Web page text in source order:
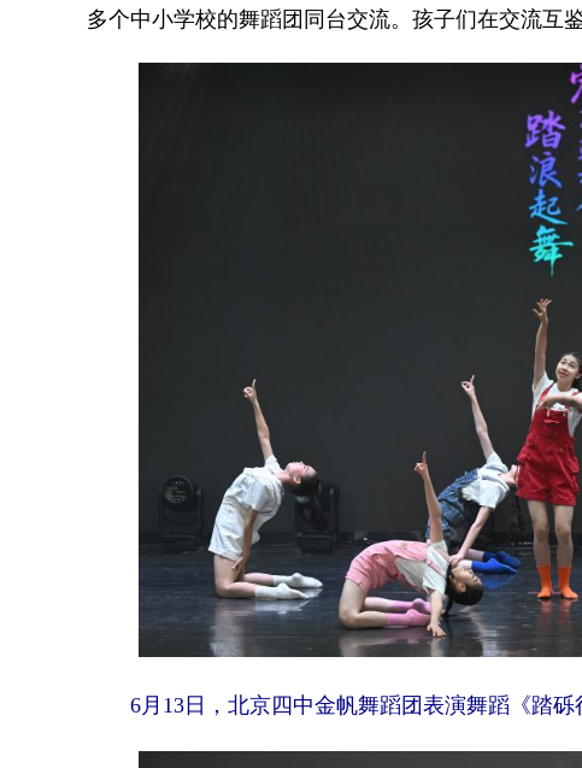
多个中小学校的舞蹈团同台交流。孩子们在交流互
6月13日，北京四中金帆舞蹈团表演舞蹈《踏砾